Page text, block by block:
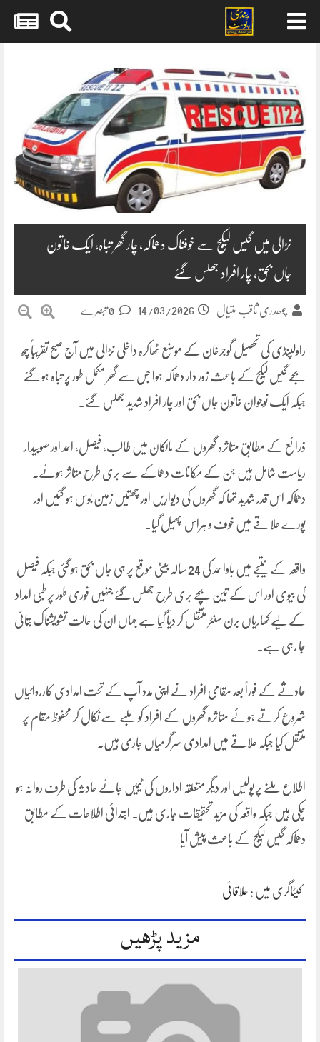
نڑالی میں گیس لیکج سے خوفناک دھماکہ، چار گھر تباہ، ایک خاتون
جاں بحق، چار افراد جھلس گئے
چوھدری ثاقب متیال 14/03/2026
راولپنڈی کی تحصیل گوجرخان کے موضع ٹھاکرہ داخلی نڑالی میں آج صبح تقریباً چھ
بجے گیس لیکج کے باعث زور دار دھماکہ ہوا جس سے گھر مکمل طور پر تباہ ہو گئے
جبکہ ایک نوجوان خاتون جاں بحق اور چار افراد شدید جھلس گئے۔
ذرائع کے مطابق متاثرہ گھروں کے مالکان میں طالب، فیصل، احمد اور صوبیدار
ریاست شامل ہیں جن کے مکانات دھماکے سے بری طرح متاثر ہوئے۔
دھماکہ اس قدر شدید تھا کہ گھروں کی دیواریں اور چھتیں زمین بوس ہو گئیں اور
پورے علاقے میں خوف و ہراس پھیل گیا۔
واقعہ کے نتیجے میں باوا حمد کی 24 سالہ بیٹی موقع پر ہی جاں بحق ہو گئی جبکہ فیصل
کی بیوی اور اس کے تین بچے بری طرح جھلس گئے جنہیں فوری طور پر طبی امداد
کے لیے کھاریاں برن سنٹر منتقل کر دیا گیا ہے جہاں ان کی حالت تشویشناک بتائی
جا رہی ہے۔
حادثے کے فوراً بعد مقامی افراد نے اپنی مدد آپ کے تحت امدادی کارروائیاں
شروع کرتے ہوئے متاثرہ گھروں کے افراد کو ملبے سے نکال کر محفوظ مقام پر
منتقل کیا جبکہ علاقے میں امدادی سرگرمیاں جاری ہیں۔
اطلاع ملنے پر پولیس اور دیگر متعلقہ اداروں کی ٹیمیں جائے حادثہ کی طرف روانہ ہو
چکی ہیں جبکہ واقعہ کی مزید تحقیقات جاری ہیں۔ ابتدائی اطلاعات کے مطابق
دھماکہ گیس لیکج کے باعث پیش آیا
کیٹاگری میں : علاقائی
مزید پڑھیں